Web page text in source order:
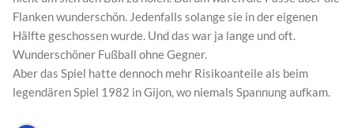
Flanken wunderschön. Jedenfalls solange sie in der eigenen
Hälfte geschossen wurde. Und das war ja lange und oft.
Wunderschöner Fußball ohne Gegner.
Aber das Spiel hatte dennoch mehr Risikoanteile als beim
legendären Spiel 1982 in Gijon, wo niemals Spannung aufkam.